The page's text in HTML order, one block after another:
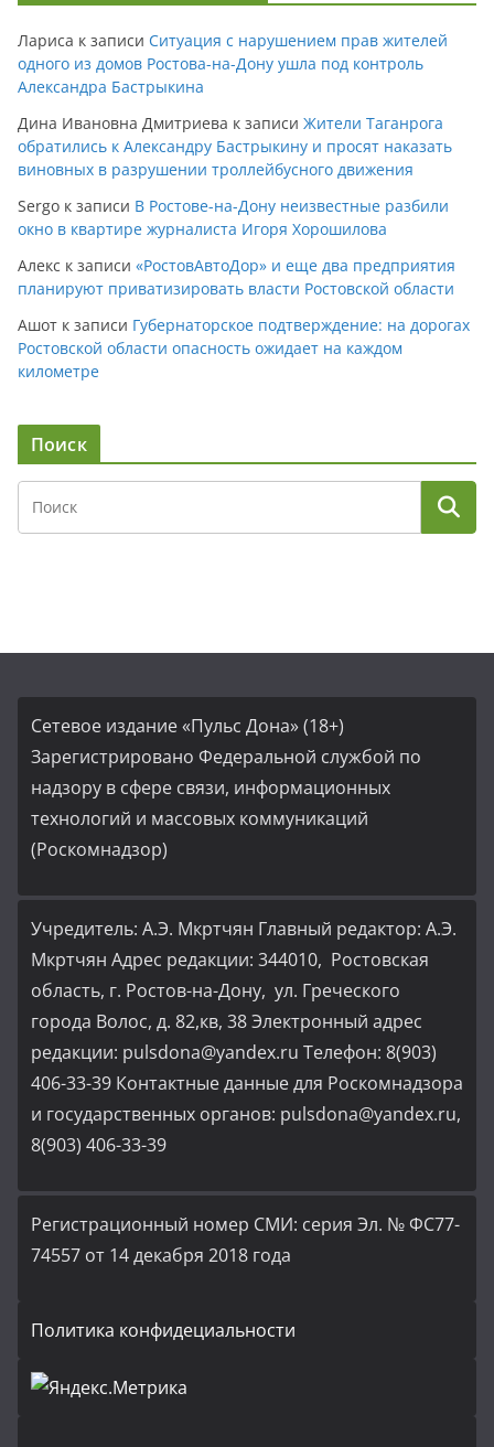
Лариса к записи Ситуация с нарушением прав жителей
одного из домов Ростова-на-Дону ушла под контроль
Александра Бастрыкина
Дина Ивановна Дмитриева к записи Жители Таганрога
обратились к Александру Бастрыкину и просят наказать
виновных в разрушении троллейбусного движения
Sergo к записи В Ростове-на-Дону неизвестные разбили
окно в квартире журналиста Игоря Хорошилова
Алекс к записи «РостовАвтоДор» и еще два предприятия
планируют приватизировать власти Ростовской области
Ашот к записи Губернаторское подтверждение: на дорогах
Ростовской области опасность ожидает на каждом
километре
Поиск
Сетевое издание «Пульс Дона» (18+)
Зарегистрировано Федеральной службой по
надзору в сфере связи, информационных
технологий и массовых коммуникаций
(Роскомнадзор)
Учредитель: А.Э. Мкртчян Главный редактор: А.Э.
Мкртчян Адрес редакции: 344010, Ростовская
область, г. Ростов-на-Дону, ул. Греческого
города Волос, д. 82,кв, 38 Электронный адрес
редакции: pulsdona@yandex.ru Телефон: 8(903)
406-33-39 Контактные данные для Роскомнадзора
и государственных органов: pulsdona@yandex.ru,
8(903) 406-33-39
Регистрационный номер СМИ: серия Эл. № ФС77-
74557 от 14 декабря 2018 года
Политика конфидециальности